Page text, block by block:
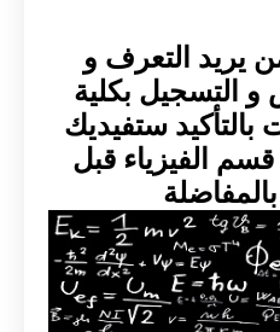
يريد التعرف و
التسجيل بكلية
بالتأكيد ستفيديك
الفيزياء قبل